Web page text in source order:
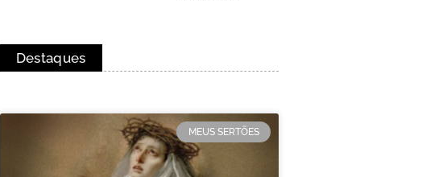
Destaques
MEUS SERTÕES